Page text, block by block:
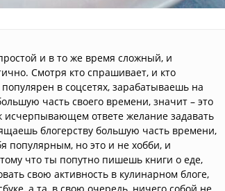
и в то же время сложный, и
Смотря кто спрашивает, и кто
в соцсетях, зарабатываешь на
часть своего времени, значит – это
исчерпывающем ответе желание задавать
блогерству большую часть времени,
популярным, но это и не хобби, и
что ты попутно пишешь книги о еде,
свою активность в кулинарном блоге,
а та, в свою очередь, ничего собой не